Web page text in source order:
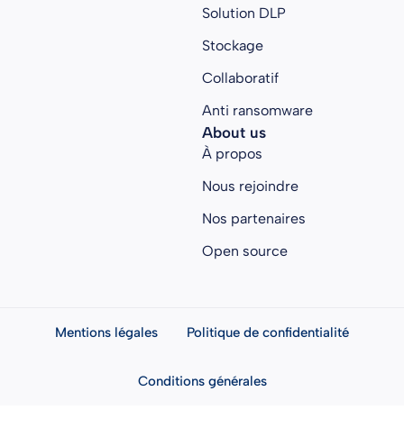
Solution DLP
Stockage
Collaboratif
Anti ransomware
About us
À propos
Nous rejoindre
Nos partenaires
Open source
Mentions légales Politique de confidentialité
Conditions générales